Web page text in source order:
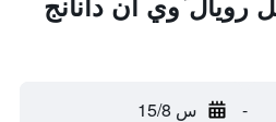
- س 15/8